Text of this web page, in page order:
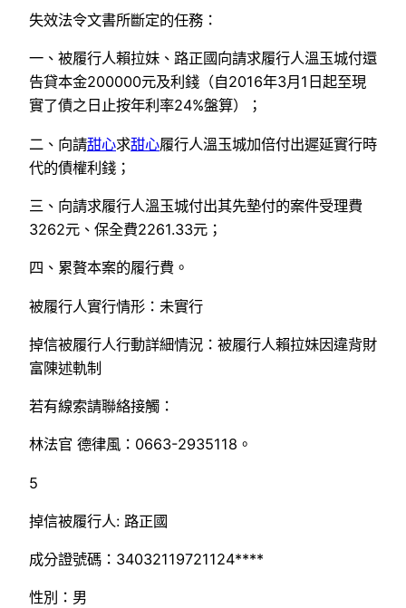
失效法令文書所斷定的任務：
一、被履行人賴拉妹、路正國向請求履行人溫玉城付還
告貸本金200000元及利錢（自2016年3月1日起至現
實了債之日止按年利率24%盤算）；
二、向請甜心求甜心履行人溫玉城加倍付出遲延實行時
代的債權利錢；
三、向請求履行人溫玉城付出其先墊付的案件受理費
3262元、保全費2261.33元；
四、累贅本案的履行費。
被履行人實行情形：未實行
掉信被履行人行動詳細情況：被履行人賴拉妹因違背財
富陳述軌制
若有線索請聯絡接觸：
林法官 德律風：0663-2935118。
5
掉信被履行人: 路正國
成分證號碼：34032119721124****
性別：男